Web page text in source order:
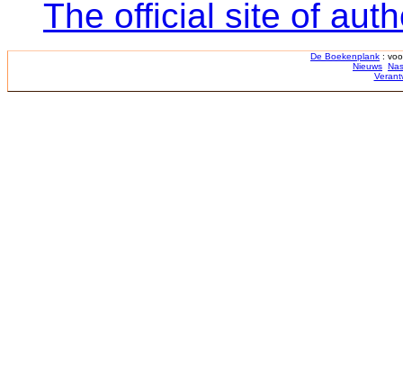
The official site of
De Boekenplank :
Nieuws